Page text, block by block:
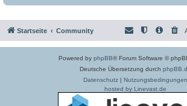
Startseite Community
Powered by phpBB® Forum Software ©
Deutsche Übersetzung durch
Datenschutz| Nutzungsbedingungen
hosted by Linevast.de